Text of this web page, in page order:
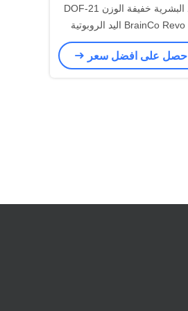
اليد البشرية خفيفة الوزن 21-DOF
BrainCo Revo 3 اليد الروبوتية
الماهرة للكوبوتات
احصل على افضل سعر